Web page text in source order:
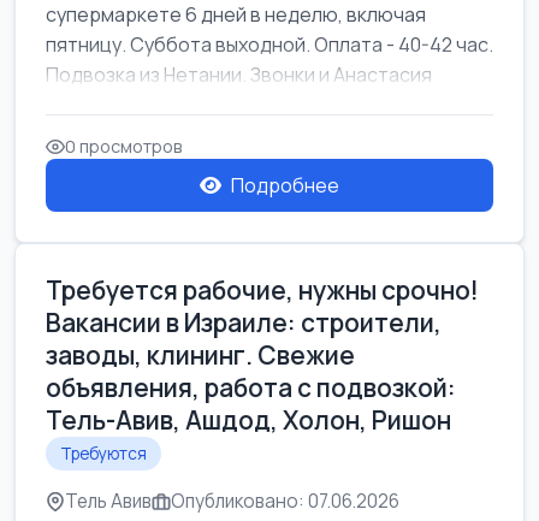
супермаркете 6 дней в неделю, включая
пятницу. Суббота выходной. Оплата - 40-42 час.
Подвозка из Нетании. Звонки и Анастасия
0 просмотров
Подробнее
Требуется рабочие, нужны срочно!
Вакансии в Израиле: строители,
заводы, клининг. Свежие
объявления, работа с подвозкой:
Тель-Авив, Ашдод, Холон, Ришон
Требуются
Тель Авив Опубликовано: 07.06.2026